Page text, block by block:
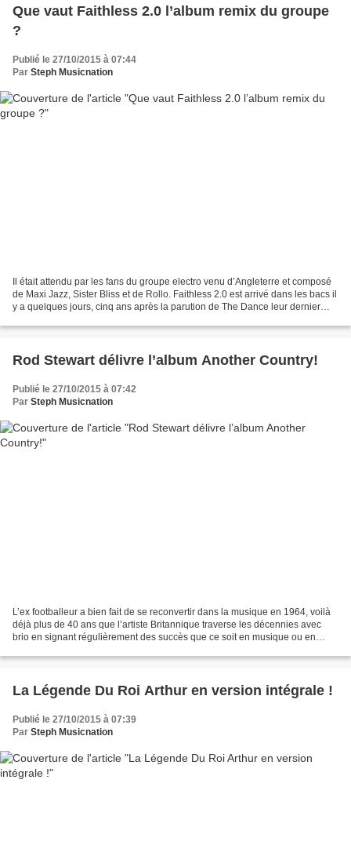
Que vaut Faithless 2.0 l’album remix du groupe
?
Publié le 27/10/2015 à 07:44
Par Steph Musicnation
Il était attendu par les fans du groupe electro venu d’Angleterre et composé
de Maxi Jazz, Sister Bliss et de Rollo. Faithless 2.0 est arrivé dans les bacs il
y a quelques jours, cinq ans après la parution de The Dance leur dernier
Rod Stewart délivre l’album Another Country!
Publié le 27/10/2015 à 07:42
Par Steph Musicnation
L’ex footballeur a bien fait de se reconvertir dans la musique en 1964, voilà
déjà plus de 40 ans que l’artiste Britannique traverse les décennies avec
brio en signant régulièrement des succès que ce soit en musique ou en
La Légende Du Roi Arthur en version intégrale !
Publié le 27/10/2015 à 07:39
Par Steph Musicnation